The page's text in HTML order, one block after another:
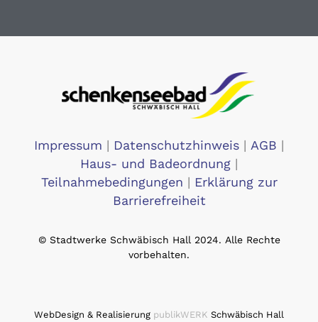
Impressum | Datenschutzhinweis | AGB |
Haus- und Badeordnung |
Teilnahmebedingungen | Erklärung zur
Barrierefreiheit
© Stadtwerke Schwäbisch Hall 2024. Alle Rechte
vorbehalten.
WebDesign & Realisierung publikWERK Schwäbisch Hall